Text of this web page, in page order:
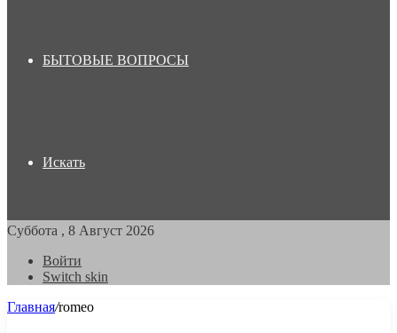
БЫТОВЫЕ ВОПРОСЫ
Искать
Суббота , 8 Август 2026
Войти
Switch skin
Главная/romeo